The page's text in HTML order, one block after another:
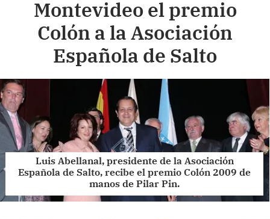
Montevideo el premio
Colón a la Asociación
Española de Salto
Luis Abellanal, presidente de la Asociación
Española de Salto, recibe el premio Colón 2009 de
manos de Pilar Pin.